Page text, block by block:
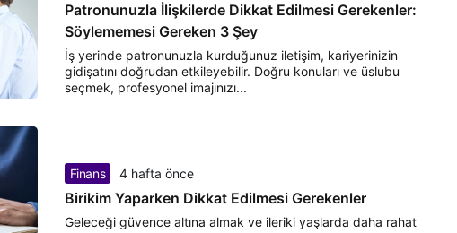
Patronunuzla İlişkilerde Dikkat Edilmesi Gerekenler:
Söylememesi Gereken 3 Şey
İş yerinde patronunuzla kurduğunuz iletişim, kariyerinizin
gidişatını doğrudan etkileyebilir. Doğru konuları ve üslubu
seçmek, profesyonel imajınızı...
Finans 4 hafta önce
Birikim Yaparken Dikkat Edilmesi Gerekenler
Geleceği güvence altına almak ve ileriki yaşlarda daha rahat